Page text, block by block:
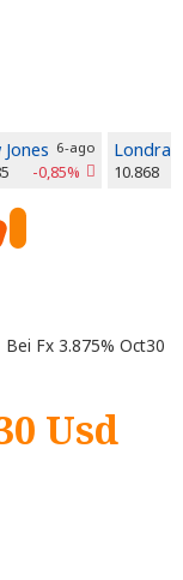
6-ago
-0,85%
Londra
10.868
Fx 3.875% Oct30
Usd